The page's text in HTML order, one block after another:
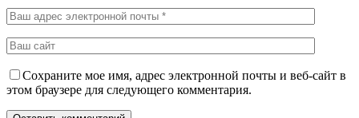
Сохраните мое имя, адрес электронной почты и веб-сайт в
этом браузере для следующего комментария.